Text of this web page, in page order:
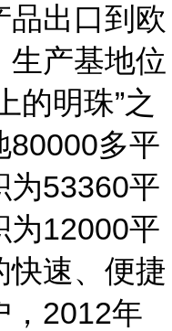
品出口到欧
生产基地位
的明珠”之
80000多平
为53360平
为12000平
快速、便捷
，2012年